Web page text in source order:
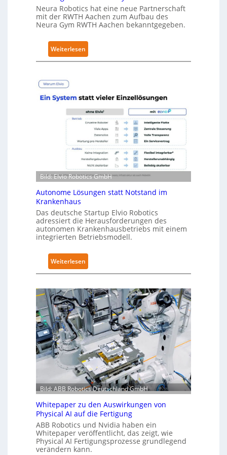
u
r
i
t
y
-
v
l
-
-
Z
e
r
t
f
i
z
e
r
u
g
n
a
c
h
I
E
C
6
2
4
4
3
-
4
Neura Robotics hat eine neue Partnerschaft
mit der RWTH Aachen zum Aufbau des
Neura Gym RWTH Aachen bekanntgegeben.
Weiterlesen:
N
a
R
o
o
t
c
e
r
w
e
i
e
r
g
l
o
b
a
l
e
s
T
r
i
n
i
n
Bild: Elvio Robotics GmbH
Autonome Lösungen statt Notstand im
Krankenhaus
Das deutsche Startup Elvio Robotics
adressiert die Herausforderungen des
autonomen Krankenhausbetriebs mit einem
integrierten Betriebsmodell.
Weiterlesen:
A
t
o
n
o
m
e
L
ö
s
u
g
n
s
t
Bild: ABB Robotics Deutschland GmbH
Whitepaper zu den Auswirkungen von
Physical AI auf die Fertigung
ABB Robotics und Nvidia haben ein
Whitepaper veröffentlicht, das zeigt, wie
Physical AI Fertigungsprozesse grundlegend
verändern kann.